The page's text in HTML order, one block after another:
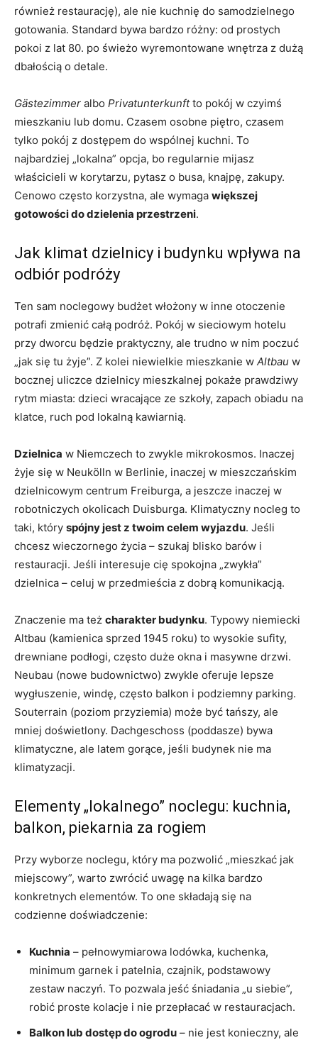
również restaurację), ale nie kuchnię do samodzielnego
gotowania. Standard bywa bardzo różny: od prostych
pokoi z lat 80. po świeżo wyremontowane wnętrza z dużą
dbałością o detale.
Gästezimmer albo Privatunterkunftto pokój w czyimś
mieszkaniu lub domu. Czasem osobne piętro, czasem
tylko pokój z dostępem do wspólnej kuchni. To
najbardziej „lokalna” opcja, bo regularnie mijasz
właścicieli w korytarzu, pytasz o busa, knajpę, zakupy.
Cenowo często korzystna, ale wymaga większej
gotowości do dzielenia przestrzeni.
Jak klimat dzielnicy i budynku wpływa na
odbiór podróży
Ten sam noclegowy budżet włożony w inne otoczenie
potrafi zmienić całą podróż. Pokój w sieciowym hotelu
przy dworcu będzie praktyczny, ale trudno w nim poczuć
„jak się tu żyje”. Z kolei niewielkie mieszkanie w Altbau w
bocznej uliczce dzielnicy mieszkalnej pokaże prawdziwy
rytm miasta: dzieci wracające ze szkoły, zapach obiadu na
klatce, ruch pod lokalną kawiarnią.
Dzielnica w Niemczech to zwykle mikrokosmos. Inaczej
żyje się w Neukölln w Berlinie, inaczej w mieszczańskim
dzielnicowym centrum Freiburga, a jeszcze inaczej w
robotniczych okolicach Duisburga. Klimatyczny nocleg to
taki, który spójny jest z twoim celem wyjazdu. Jeśli
chcesz wieczornego życia – szukaj blisko barów i
restauracji. Jeśli interesuje cię spokojna „zwykła”
dzielnica – celuj w przedmieścia z dobrą komunikacją.
Znaczenie ma też charakter budynku. Typowy niemiecki
Altbau (kamienica sprzed 1945 roku) to wysokie sufity,
drewniane podłogi, często duże okna i masywne drzwi.
Neubau (nowe budownictwo) zwykle oferuje lepsze
wygłuszenie, windę, często balkon i podziemny parking.
Souterrain (poziom przyziemia) może być tańszy, ale
mniej doświetlony. Dachgeschoss (poddasze) bywa
klimatyczne, ale latem gorące, jeśli budynek nie ma
klimatyzacji.
Elementy „lokalnego” noclegu: kuchnia,
balkon, piekarnia za rogiem
Przy wyborze noclegu, który ma pozwolić „mieszkać jak
miejscowy”, warto zwrócić uwagę na kilka bardzo
konkretnych elementów. To one składają się na
codzienne doświadczenie:
Kuchnia – pełnowymiarowa lodówka, kuchenka,
minimum garnek i patelnia, czajnik, podstawowy
zestaw naczyń. To pozwala jeść śniadania „u siebie”,
robić proste kolacje i nie przepłacać w restauracjach.
Balkon lub dostęp do ogrodu – nie jest konieczny, ale